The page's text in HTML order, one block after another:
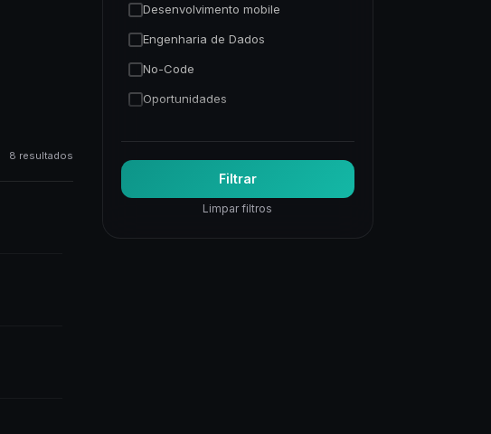
8 resultados
Desenvolvimento mobile
Engenharia de Dados
No-Code
Oportunidades
Trading Quantitativo
Visão Computacional
Visualização de Dados
Filtrar
Limpar filtros